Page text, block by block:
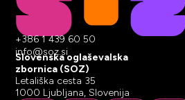
+386 1 439 60 50
info@soz.si
Slovenska oglaševalska
zbornica (SOZ)
Letališka cesta 35
1000 Ljubljana, Slovenija